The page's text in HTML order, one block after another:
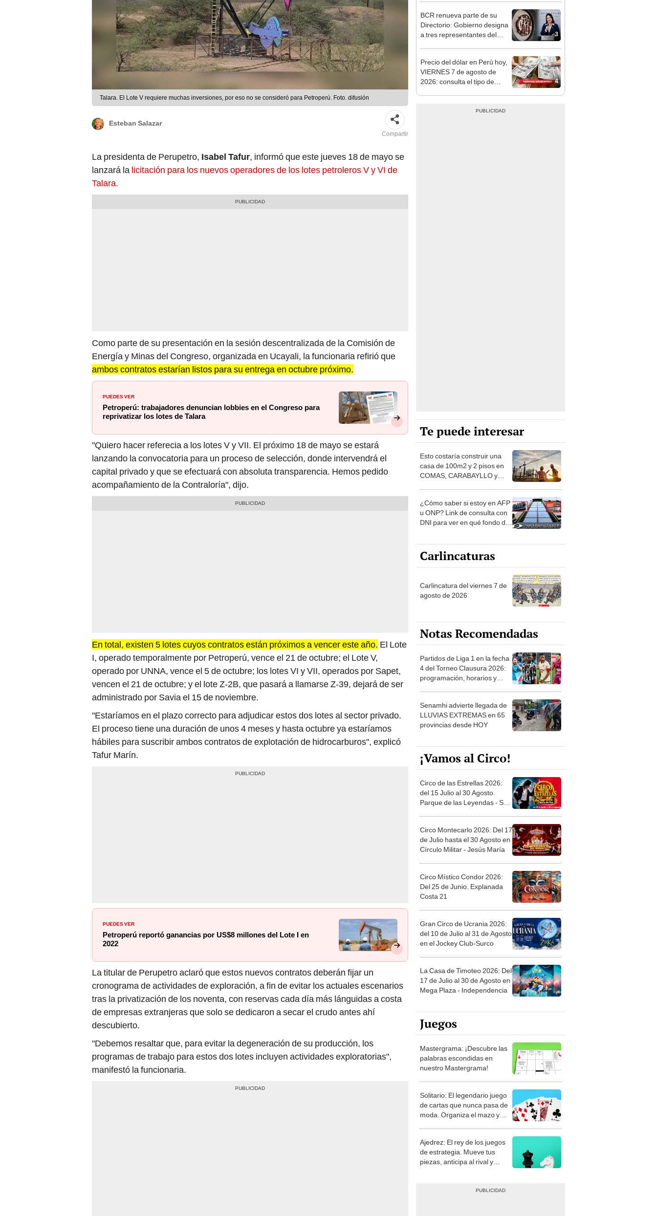
Talara. El Lote V requiere muchas inversiones, por eso no se consideró para Petroperú. Foto. difusión
Esteban Salazar
Compartir
La presidenta de Perupetro, Isabel Tafur, informó que este jueves 18 de mayo se
lanzará la licitación para los nuevos operadores de los lotes petroleros V y VI de
Talara.
Como parte de su presentación en la sesión descentralizada de la Comisión de
Energía y Minas del Congreso, organizada en Ucayali, la funcionaria refirió que
ambos contratos estarían listos para su entrega en octubre próximo.
PUEDES VER
Petroperú: trabajadores denuncian lobbies en el Congreso para
reprivatizar los lotes de Talara
"Quiero hacer referecia a los lotes V y VII. El próximo 18 de mayo se estará
lanzando la convocatoria para un proceso de selección, donde intervendrá el
capital privado y que se efectuará con absoluta transparencia. Hemos pedido
acompañamiento de la Contraloría", dijo.
En total, existen 5 lotes cuyos contratos están próximos a vencer este año. El Lote
I, operado temporalmente por Petroperú, vence el 21 de octubre; el Lote V,
operado por UNNA, vence el 5 de octubre; los lotes VI y VII, operados por Sapet,
vencen el 21 de octubre; y el lote Z-2B, que pasará a llamarse Z-39, dejará de ser
administrado por Savia el 15 de noviembre.
"Estaríamos en el plazo correcto para adjudicar estos dos lotes al sector privado.
El proceso tiene una duración de unos 4 meses y hasta octubre ya estaríamos
hábiles para suscribir ambos contratos de explotación de hidrocarburos", explicó
Tafur Marín.
PUEDES VER
Petroperú reportó ganancias por US$8 millones del Lote I en
2022
La titular de Perupetro aclaró que estos nuevos contratos deberán fijar un
cronograma de actividades de exploración, a fin de evitar los actuales escenarios
tras la privatización de los noventa, con reservas cada día más lánguidas a costa
de empresas extranjeras que solo se dedicaron a secar el crudo antes ahí
descubierto.
"Debemos resaltar que, para evitar la degeneración de su producción, los
programas de trabajo para estos dos lotes incluyen actividades exploratorias",
manifestó la funcionaria.
3
BCR renueva parte de su
Directorio: Gobierno designa
a tres representantes del
4
Precio del dólar en Perú hoy,
VIERNES 7 de agosto de
2026: consulta el tipo de
Te puede interesar
Esto costaría construir una
casa de 100m2 y 2 pisos en
COMAS, CARABAYLLO y
¿Cómo saber si estoy en AFP
u ONP? Link de consulta con
DNI para ver en qué fondo de
Carlincaturas
Carlincatura del viernes 7 de
agosto de 2026
Notas Recomendadas
Partidos de Liga 1 en la fecha
4 del Torneo Clausura 2026:
programación, horarios y
Senamhi advierte llegada de
LLUVIAS EXTREMAS en 65
provincias desde HOY
¡Vamos al Circo!
Circo de las Estrellas 2026:
del 15 Julio al 30 Agosto.
Parque de las Leyendas - San
Circo Montecarlo 2026: Del 17
de Julio hasta el 30 Agosto en
Círculo Militar - Jesús María
Circo Místico Condor 2026:
Del 25 de Junio. Explanada
Costa 21
Gran Circo de Ucrania 2026:
del 10 de Julio al 31 de Agosto
en el Jockey Club-Surco
La Casa de Timoteo 2026: Del
17 de Julio al 30 de Agosto en
Mega Plaza - Independencia
Juegos
Mastergrama: ¡Descubre las
palabras escondidas en
nuestro Mastergrama!
Solitario: El legendario juego
de cartas que nunca pasa de
moda. Organiza el mazo y
Ajedrez: El rey de los juegos
de estrategia. Mueve tus
piezas, anticipa al rival y